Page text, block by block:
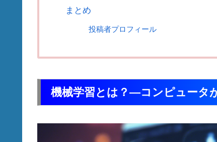
まとめ
投稿者プロフィール
機械学習とは？—コンピュータ